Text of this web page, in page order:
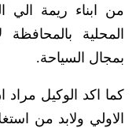
من ابناء ريمة الي
المحلية بالمحافظة
بمجال السياحة.
كما اكد الوكيل
الاولي ولابد من